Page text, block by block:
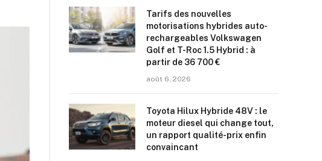
Tarifs des nouvelles
motorisations hybrides auto-
rechargeables Volkswagen
Golf et T-Roc 1.5 Hybrid : à
partir de 36 700 €
août 6, 2026
Toyota Hilux Hybride 48V : le
moteur diesel qui change tout,
un rapport qualité-prix enfin
convaincant